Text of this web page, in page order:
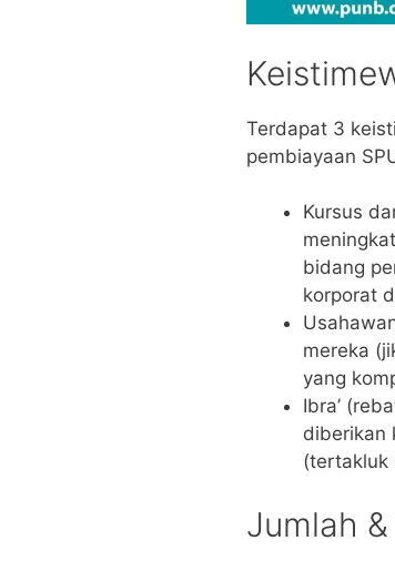
Terdapat 3
pembiayaan
Kursus
bidang
korporat
mereka
yang
Ibra’
diberikan
(tertakluk
Jumlah